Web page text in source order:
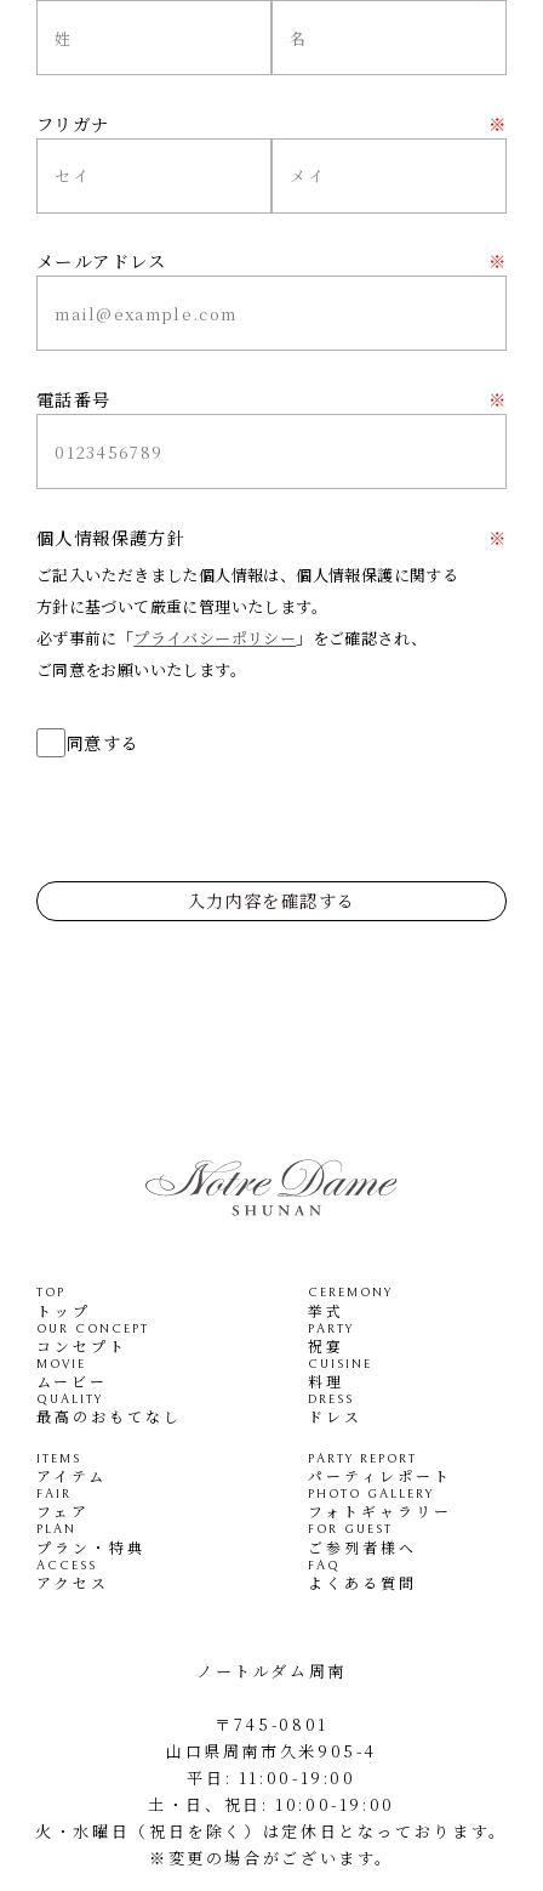
フリガナ ※
メールアドレス ※
電話番号 ※
個人情報保護方針 ※
ご記入いただきました個人情報は、個人情報保護に関する
方針に基づいて厳重に管理いたします。
必ず事前に「プライバシーポリシー 」をご確認され、
ご同意をお願いいたします。
同意する
入力内容を確認する
TOP
トップ
OUR CONCEPT
コンセプト
MOVIE
ムービー
QUALITY
最高のおもてなし
CEREMONY
挙式
PARTY
祝宴
CUISINE
料理
DRESS
ドレス
ITEMS
アイテム
FAIR
フェア
PLAN
プラン・特典
ACCESS
アクセス
PARTY REPORT
パーティレポート
PHOTO GALLERY
フォトギャラリー
FOR GUEST
ご参列者様へ
FAQ
よくある質問
ノートルダム周南
〒745-0801
山口県周南市久米905-4
平日: 11:00-19:00
土・日、祝日: 10:00-19:00
火・水曜日（祝日を除く）は定休日となっております。
※変更の場合がございます。